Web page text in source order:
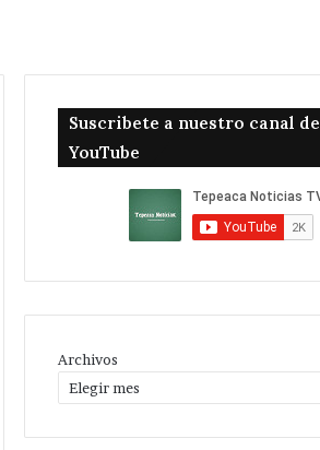
Suscribete a nuestro canal de
YouTube
Archivos